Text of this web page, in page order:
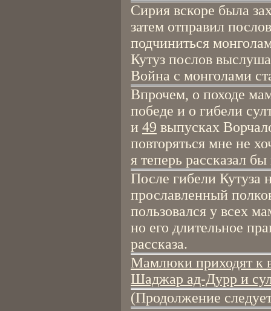
Сирия вскоре была
затем отправил
подчиниться
Кутуз послов
Война с монголами
Впрочем, о походе
победе и о гибели
и 49 выпусках
повторяться мне не
я теперь рассказал
После гибели Кутуза
прославленный
пользовался у всех
но его длительное
рассказа.
Мамлюки приходят к
Шаджар ад-Дурр и
(Продолжение